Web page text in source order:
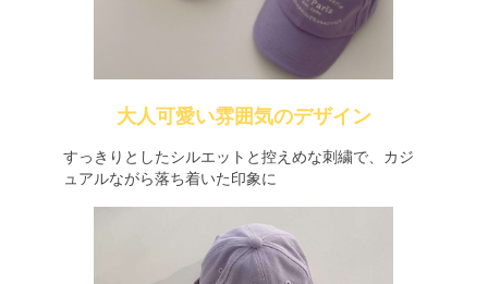
大人可愛い雰囲気のデザイン
すっきりとしたシルエットと控えめな刺繍で、カジ
ュアルながら落ち着いた印象に